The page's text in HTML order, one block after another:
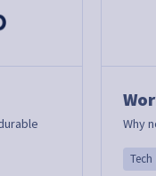
Why
Tech